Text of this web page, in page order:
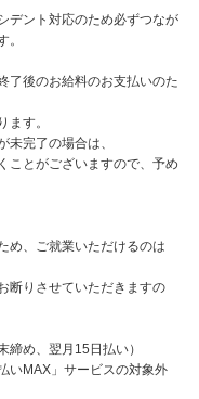
デント対応のため必ずつなが
。
了後のお給料のお支払いのた
す。
完了の場合は、
ことがございますので、予め
め、ご就業いただけるのは
断りさせていただきますの
締め、翌月15日払い）
いMAX」サービスの対象外